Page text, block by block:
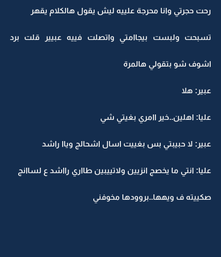
رحت حجرتي وانا محرجة علييه ليش يقول هالكلام يقهر
تسبحت ولبست بيجاامتي واتصلت فييه عبيير قلت برد
اشوف شو بتقولي هالمرة
عبير: هلا
عليا: اهلين..خير اامري بغيتي شي
عبير: لا حبيبتي بس بغييت اسال اشحالج وياا راشد
عليا: انتي ما يخصج انزيين ولاتييبين طااري رااشد ع لساانج
صكييته ف ويهها..بروودها مخوفني